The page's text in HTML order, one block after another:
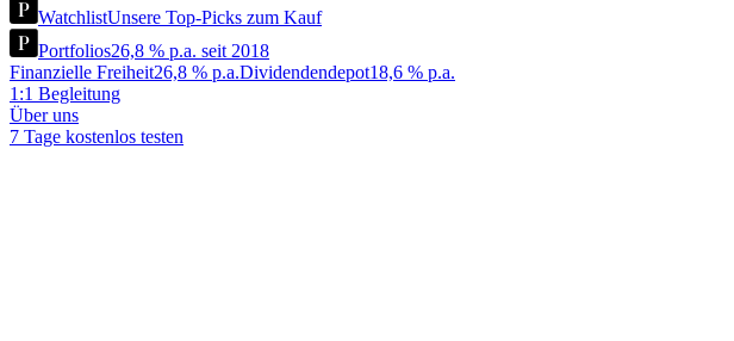
WatchlistUnsere Top-Picks zum Kauf
Portfolios26,8 % p.a. seit 2018
Finanzielle Freiheit26,8 % p.a.Dividendendepot18,6 % p.a.
1:1 Begleitung
Über uns
7 Tage kostenlos testen